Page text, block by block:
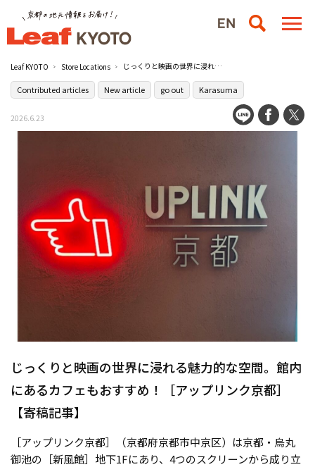
Leaf KYOTO Store Locations じっくりと映画の世界に浸れる魅力的な空間。館内にあるカフェもおすすめ！［アップリンク京都］【寄稿記事】
Contributed articles New article go out Karasuma
2026.6.23
じっくりと映画の世界に浸れる魅力的な空間。館内
にあるカフェもおすすめ！［アップリンク京都］
【寄稿記事】
［アップリンク京都］（京都府京都市中京区）は京都・烏丸
御池の［新風館］地下1Fにあり、4つのスクリーンから成り立